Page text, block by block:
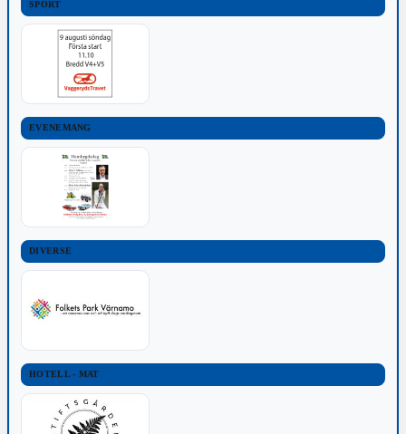
SPORT
EVENEMANG
DIVERSE
HOTELL - MAT